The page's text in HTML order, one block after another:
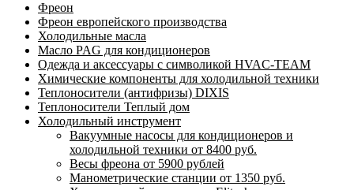
Фреон
Фреон европейского производства
Холодильные масла
Масло PAG для кондиционеров
Одежда и аксессуары с символикой HVAC-TEAM
Химические компоненты для холодильной техники
Теплоносители (антифризы) DIXIS
Теплоносители Теплый дом
Холодильный инструмент
Вакуумные насосы для кондиционеров и
холодильной техники от 8400 руб.
Весы фреона от 5900 рублей
Манометрические станции от 1350 руб.